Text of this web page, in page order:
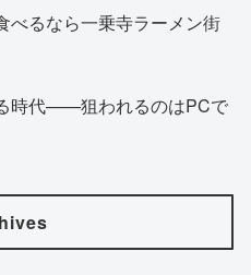
べるなら一乗寺ラーメン街
時代——狙われるのはPCで